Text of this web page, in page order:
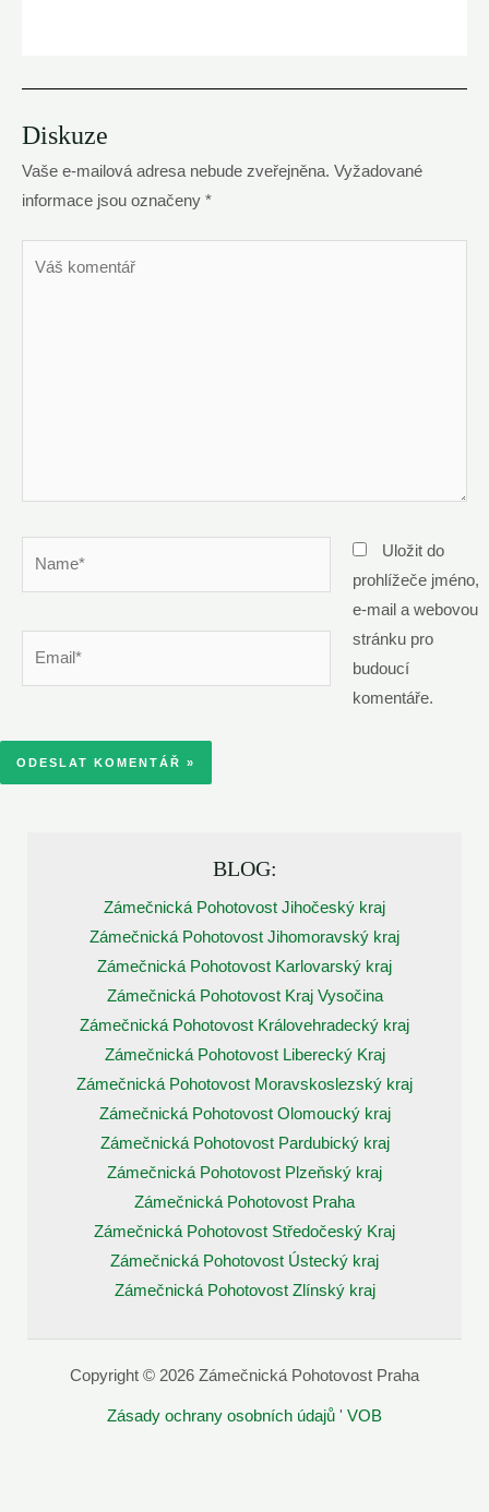
Diskuze
Vaše e-mailová adresa nebude zveřejněna. Vyžadované
informace jsou označeny *
Uložit do
prohlížeče jméno,
e-mail a webovou
stránku pro
budoucí
komentáře.
BLOG:
Zámečnická Pohotovost Jihočeský kraj
Zámečnická Pohotovost Jihomoravský kraj
Zámečnická Pohotovost Karlovarský kraj
Zámečnická Pohotovost Kraj Vysočina
Zámečnická Pohotovost Královehradecký kraj
Zámečnická Pohotovost Liberecký Kraj
Zámečnická Pohotovost Moravskoslezský kraj
Zámečnická Pohotovost Olomoucký kraj
Zámečnická Pohotovost Pardubický kraj
Zámečnická Pohotovost Plzeňský kraj
Zámečnická Pohotovost Praha
Zámečnická Pohotovost Středočeský Kraj
Zámečnická Pohotovost Ústecký kraj
Zámečnická Pohotovost Zlínský kraj
Copyright © 2026 Zámečnická Pohotovost Praha
Zásady ochrany osobních údajů ' VOB